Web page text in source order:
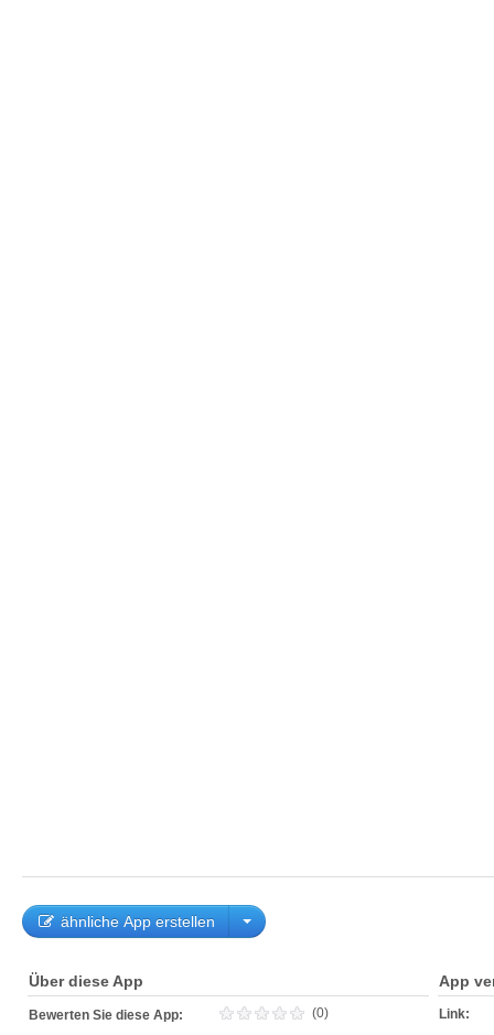
ähnliche App erstellen
Über diese App
Bewerten Sie diese App: (0)
App
Link: